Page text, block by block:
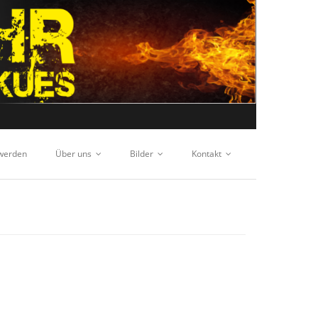
Über uns Bilder Kontakt